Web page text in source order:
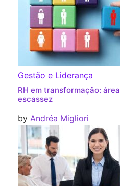
Gestão e Liderança
RH em transformação:
escassez
by Andréa Migliori